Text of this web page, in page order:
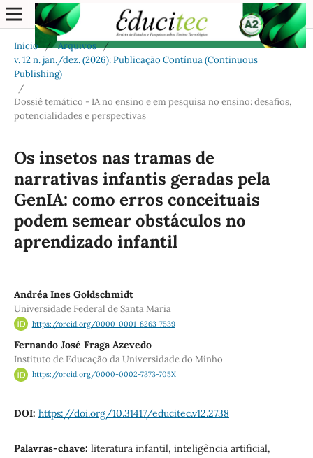
Início / Arquivos /
v. 12 n. jan./dez. (2026): Publicação Contínua (Continuous
Publishing)
/
Dossiê temático - IA no ensino e em pesquisa no ensino: desafios,
potencialidades e perspectivas
Os insetos nas tramas de
narrativas infantis geradas pela
GenIA: como erros conceituais
podem semear obstáculos no
aprendizado infantil
Andréa Ines Goldschmidt
Universidade Federal de Santa Maria
https://orcid.org/0000-0001-8263-7539
Fernando José Fraga Azevedo
Instituto de Educação da Universidade do Minho
https://orcid.org/0000-0002-7373-705X
DOI: https://doi.org/10.31417/educitec.v12.2738
Palavras-chave: literatura infantil, inteligência artificial,